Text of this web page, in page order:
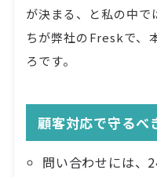
が決まる、と私の中で
ちが弊社のFreskで、
ろです。
顧客対応で守るべ
問い合わせには、